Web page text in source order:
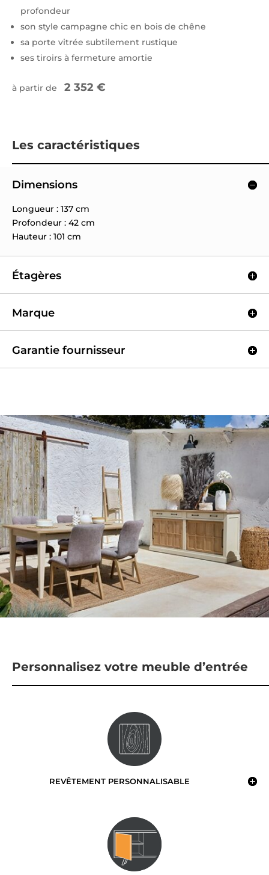
profondeur
son style campagne chic en bois de chêne
sa porte vitrée subtilement rustique
ses tiroirs à fermeture amortie
à partir de 2 352 €
Les caractéristiques
Dimensions
Longueur : 137 cm
Profondeur : 42 cm
Hauteur : 101 cm
Étagères
Marque
Garantie fournisseur
Personnalisez votre meuble d’entrée
REVÊTEMENT PERSONNALISABLE